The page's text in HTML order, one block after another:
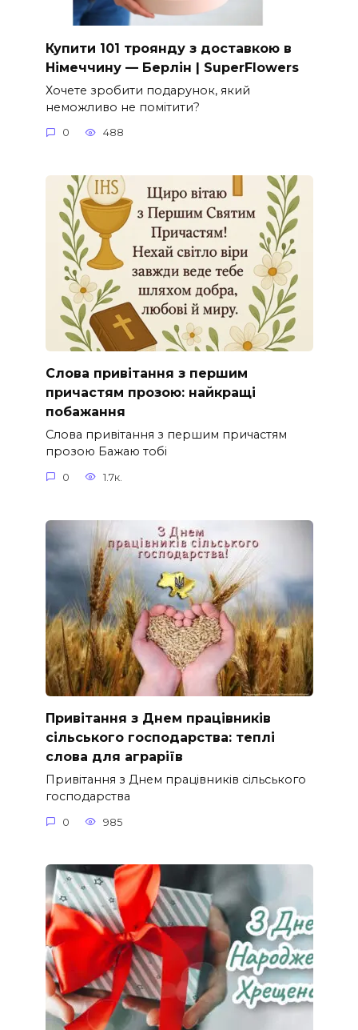
Купити 101 троянду з доставкою в
Німеччину — Берлін | SuperFlowers
Хочете зробити подарунок, який
неможливо не помітити?
0 488
Слова привітання з першим
причастям прозою: найкращі
побажання
Слова привітання з першим причастям
прозою Бажаю тобі
0 1.7к.
Привітання з Днем працівників
сільського господарства: теплі
слова для аграріїв
Привітання з Днем працівників сільського
господарства
0 985